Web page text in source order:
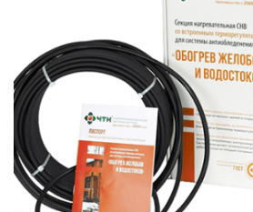
можно
выбрать
на
странице
товара.